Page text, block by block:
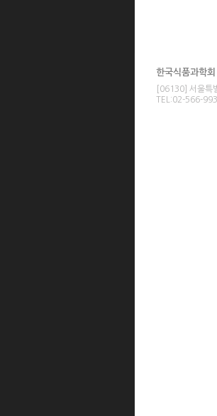
한국식품과학
[06130] 서울특
TEL:02-566-